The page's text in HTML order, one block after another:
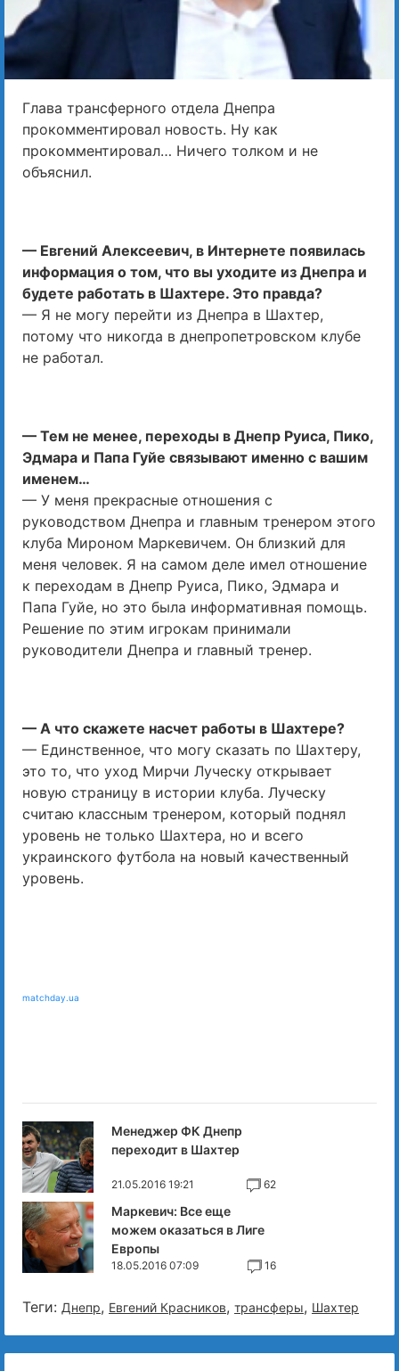
Глава трансферного отдела Днепра
прокомментировал новость. Ну как
прокомментировал… Ничего толком и не
объяснил.
— Евгений Алексеевич, в Интернете появилась
информация о том, что вы уходите из Днепра и
будете работать в Шахтере. Это правда?
— Я не могу перейти из Днепра в Шахтер,
потому что никогда в днепропетровском клубе
не работал.
— Тем не менее, переходы в Днепр Руиса, Пико,
Эдмара и Папа Гуйе связывают именно с вашим
именем…
— У меня прекрасные отношения с
руководством Днепра и главным тренером этого
клуба Мироном Маркевичем. Он близкий для
меня человек. Я на самом деле имел отношение
к переходам в Днепр Руиса, Пико, Эдмара и
Папа Гуйе, но это была информативная помощь.
Решение по этим игрокам принимали
руководители Днепра и главный тренер.
— А что скажете насчет работы в Шахтере?
— Единственное, что могу сказать по Шахтеру,
это то, что уход Мирчи Луческу открывает
новую страницу в истории клуба. Луческу
считаю классным тренером, который поднял
уровень не только Шахтера, но и всего
украинского футбола на новый качественный
уровень.
matchday.ua
Менеджер ФК Днепр
переходит в Шахтер
21.05.2016 19:21 62
Маркевич: Все еще
можем оказаться в Лиге
Европы
18.05.2016 07:09 16
Теги: Днепр, Евгений Красников, трансферы, Шахтер